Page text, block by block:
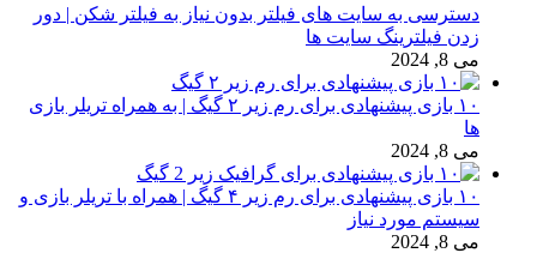
دسترسی به سایت های فیلتر بدون نیاز به فیلتر شکن | دور
زدن فیلترینگ سایت ها
می 8, 2024
۱۰ بازی پیشنهادی برای رم زیر ۲ گیگ | به همراه تریلر بازی
ها
می 8, 2024
۱۰ بازی پیشنهادی برای رم زیر ۴ گیگ | همراه با تریلر بازی و
سیستم مورد نیاز
می 8, 2024